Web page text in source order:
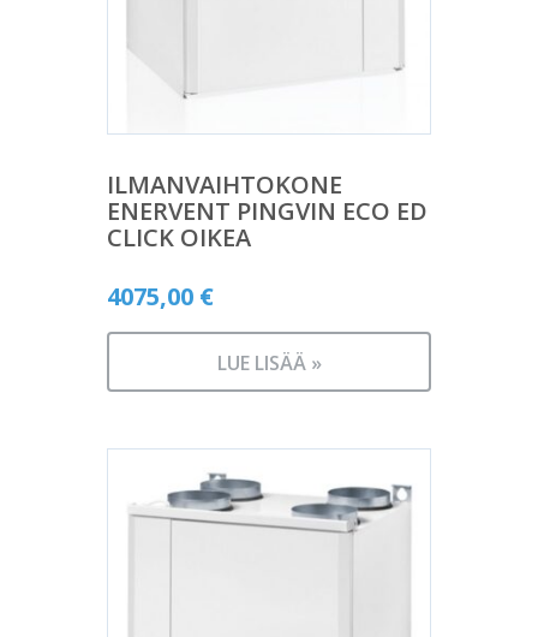
ILMANVAIHTOKONE
ENERVENT PINGVIN ECO ED
CLICK OIKEA
4075,00 €
LUE LISÄÄ »